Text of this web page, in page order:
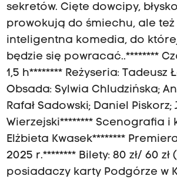
sekretów. Cięte dowcipy,
prowokują do śmiechu, ale też
inteligentna komedia, do
będzie się powracać..********
1,5 h******** Reżyseria: Tadeusz
Obsada: Sylwia Chludzińska;
Rafał Sadowski; Daniel Piskorz;
Wierzejski******** Scenografia i
Elżbieta Kwasek********
2025 r.******** Bilety: 80 zł/ 60 zł
posiadaczy karty Podgórze w